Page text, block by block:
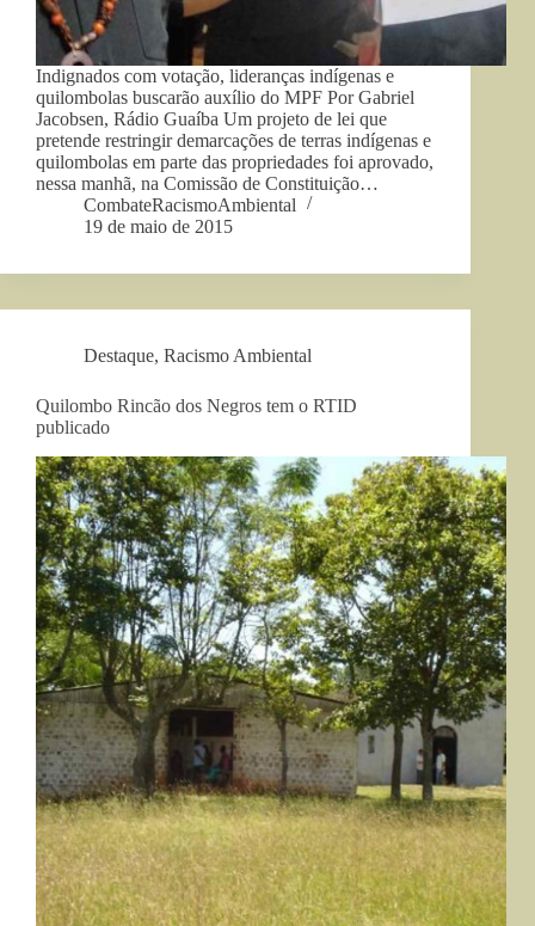
Indignados com votação, lideranças indígenas e
quilombolas buscarão auxílio do MPF Por Gabriel
Jacobsen, Rádio Guaíba Um projeto de lei que
pretende restringir demarcações de terras indígenas e
quilombolas em parte das propriedades foi aprovado,
nessa manhã, na Comissão de Constituição…
CombateRacismoAmbiental
19 de maio de 2015
Destaque, Racismo Ambiental
Quilombo Rincão dos Negros tem o RTID
publicado